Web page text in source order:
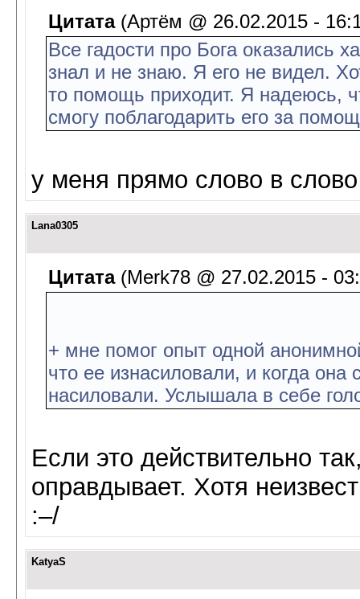
Цитата(Артём @ 26.02.2015 -
Все гадости про Бога оказались
знал и не знаю. Я его не видел.
то помощь приходит. Я надеюсь,
смогу поблагодарить его за
у меня прямо слово в слово
Lana0305
Цитата(Merk78 @ 27.02.2015 -
+ мне помог опыт одной
что ее изнасиловали, и когда
насиловали. Услышала в себе
Если это действительно
оправдывает. Хотя
:–/
KatyaS